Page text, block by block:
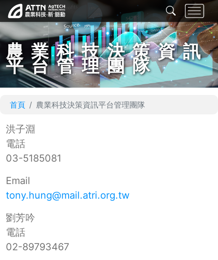
農業科技決策資訊
平台管理團隊
首頁 農業科技決策資訊平台管理團隊
洪子淵
電話
03-5185081
Email
tony.hung@mail.atri.org.tw
劉芳吟
電話
02-89793467